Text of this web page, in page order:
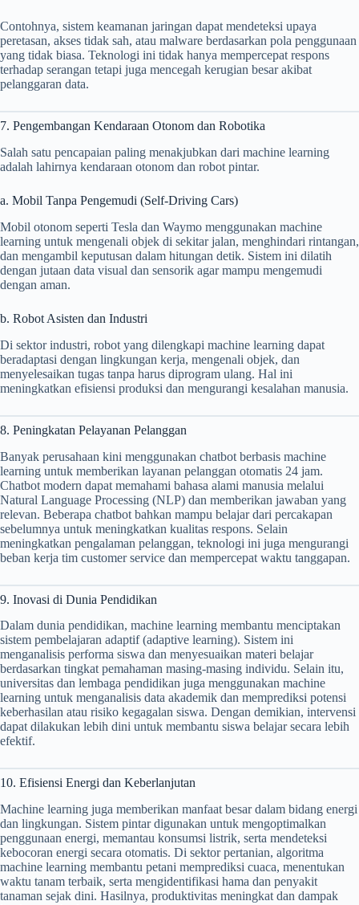
Contohnya, sistem keamanan jaringan dapat mendeteksi upaya
peretasan, akses tidak sah, atau malware berdasarkan pola penggunaan
yang tidak biasa. Teknologi ini tidak hanya mempercepat respons
terhadap serangan tetapi juga mencegah kerugian besar akibat
pelanggaran data.
7. Pengembangan Kendaraan Otonom dan Robotika
Salah satu pencapaian paling menakjubkan dari machine learning
adalah lahirnya kendaraan otonom dan robot pintar.
a. Mobil Tanpa Pengemudi (Self-Driving Cars)
Mobil otonom seperti Tesla dan Waymo menggunakan machine
learning untuk mengenali objek di sekitar jalan, menghindari rintangan,
dan mengambil keputusan dalam hitungan detik. Sistem ini dilatih
dengan jutaan data visual dan sensorik agar mampu mengemudi
dengan aman.
b. Robot Asisten dan Industri
Di sektor industri, robot yang dilengkapi machine learning dapat
beradaptasi dengan lingkungan kerja, mengenali objek, dan
menyelesaikan tugas tanpa harus diprogram ulang. Hal ini
meningkatkan efisiensi produksi dan mengurangi kesalahan manusia.
8. Peningkatan Pelayanan Pelanggan
Banyak perusahaan kini menggunakan chatbot berbasis machine
learning untuk memberikan layanan pelanggan otomatis 24 jam.
Chatbot modern dapat memahami bahasa alami manusia melalui
Natural Language Processing (NLP) dan memberikan jawaban yang
relevan. Beberapa chatbot bahkan mampu belajar dari percakapan
sebelumnya untuk meningkatkan kualitas respons. Selain
meningkatkan pengalaman pelanggan, teknologi ini juga mengurangi
beban kerja tim customer service dan mempercepat waktu tanggapan.
9. Inovasi di Dunia Pendidikan
Dalam dunia pendidikan, machine learning membantu menciptakan
sistem pembelajaran adaptif (adaptive learning). Sistem ini
menganalisis performa siswa dan menyesuaikan materi belajar
berdasarkan tingkat pemahaman masing-masing individu. Selain itu,
universitas dan lembaga pendidikan juga menggunakan machine
learning untuk menganalisis data akademik dan memprediksi potensi
keberhasilan atau risiko kegagalan siswa. Dengan demikian, intervensi
dapat dilakukan lebih dini untuk membantu siswa belajar secara lebih
efektif.
10. Efisiensi Energi dan Keberlanjutan
Machine learning juga memberikan manfaat besar dalam bidang energi
dan lingkungan. Sistem pintar digunakan untuk mengoptimalkan
penggunaan energi, memantau konsumsi listrik, serta mendeteksi
kebocoran energi secara otomatis. Di sektor pertanian, algoritma
machine learning membantu petani memprediksi cuaca, menentukan
waktu tanam terbaik, serta mengidentifikasi hama dan penyakit
tanaman sejak dini. Hasilnya, produktivitas meningkat dan dampak